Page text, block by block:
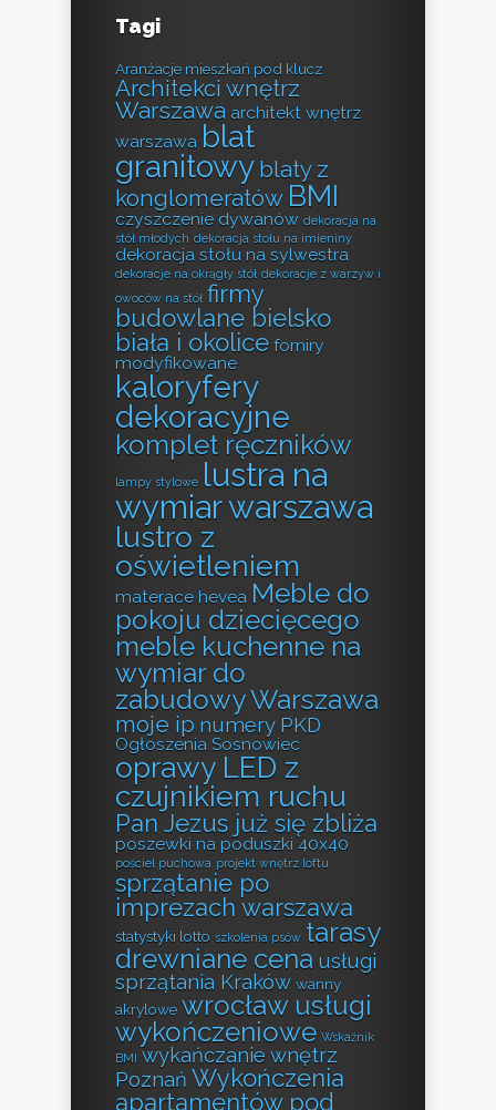
Tagi
Aranżacje mieszkań pod klucz
Architekci wnętrz
Warszawa architekt wnętrz
warszawa blat
granitowy blaty z
konglomeratów BMI
czyszczenie dywanów dekoracja na
stół młodych dekoracja stołu na imieniny
dekoracja stołu na sylwestra
dekoracje na okrągły stół dekoracje z warzyw i
owoców na stół firmy
budowlane bielsko
biała i okolice forniry
modyfikowane
kaloryfery
dekoracyjne
komplet ręczników
lampy stylowe lustra na
wymiar warszawa
lustro z
oświetleniem
materace hevea Meble do
pokoju dziecięcego
meble kuchenne na
wymiar do
zabudowy Warszawa
moje ip numery PKD
Ogłoszenia Sosnowiec
oprawy LED z
czujnikiem ruchu
Pan Jezus już się zbliża
poszewki na poduszki 40x40
pościel puchowa projekt wnętrz loftu
sprzątanie po
imprezach warszawa
statystyki lotto szkolenia psów tarasy
drewniane cena usługi
sprzątania Kraków wanny
akrylowe wrocław usługi
wykończeniowe Wskaźnik
BMI wykańczanie wnętrz
Poznań Wykończenia
apartamentów pod